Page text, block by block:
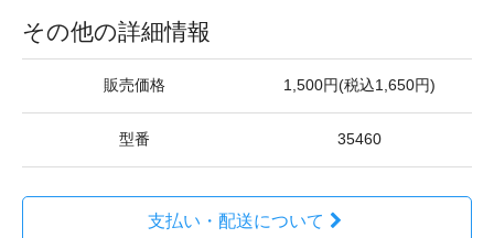
その他の詳細情報
販売価格 1,500円(税込1,650円)
型番 35460
支払い・配送について